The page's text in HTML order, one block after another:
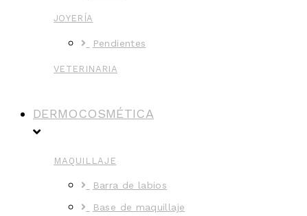
JOYERÍA
Pendientes
VETERINARIA
DERMOCOSMÉTICA
MAQUILLAJE
Barra de labios
Base de maquillaje